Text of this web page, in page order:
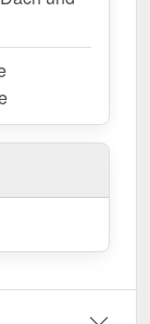
das
schnell
– bestellen
Lieferung!